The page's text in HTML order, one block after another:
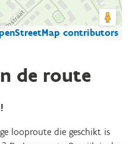
contributors
de route
looproute die geschikt is